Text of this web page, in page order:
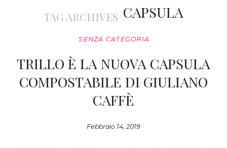
CONTATTITAG ARCHIVES CAPSULA
SENZA CATEGORIA
TRILLO È LA NUOVA CAPSULA
COMPOSTABILE DI GIULIANO
CAFFÈ
Febbraio 14, 2019